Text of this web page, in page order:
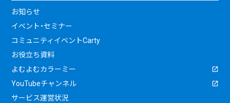
お知らせ
イベント・セミナー
コミュニティイベントCarty
お役立ち資料
よむよむカラーミー
YouTubeチャンネル
サービス運営状況